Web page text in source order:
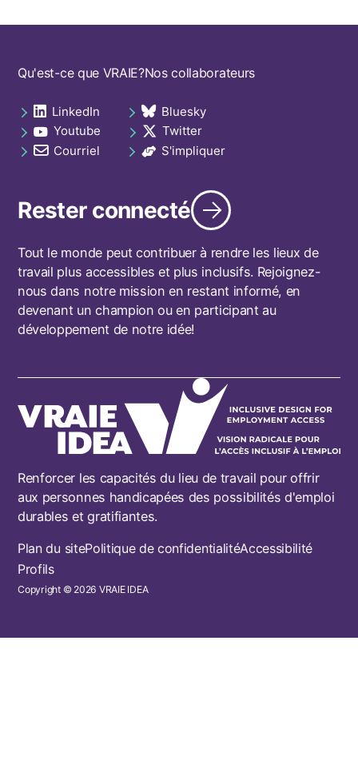
Renforcer les capacités du lieu de travail pour offrir
aux personnes handicapées des possibilités d'emploi
durables et gratifiantes.
Footer
Plan du sitePolitique de confidentialitéAccessibilité
Profils
Copyright © 2026 VRAIE IDEA
Footer
Qu'est-ce que VRAIE?Nos collaborateurs
Social
links
footer
LinkedIn
opens in a new tab Bluesky
opens in a new tab
Youtube
opens in a new tab Twitter
opens in a new tab
Courriel
opens in a new tab S'impliquer
opens in a new tab
Rester connecté
Tout le monde peut contribuer à rendre les lieux de
travail plus accessibles et plus inclusifs. Rejoignez-
nous dans notre mission en restant informé, en
devenant un champion ou en participant au
développement de notre idée!